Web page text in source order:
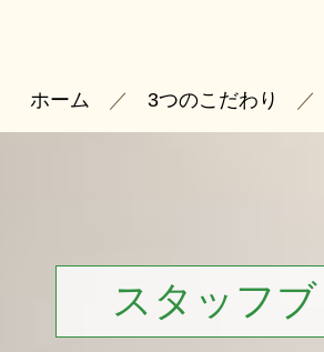
ホーム 3つのこだわり
スタッフ